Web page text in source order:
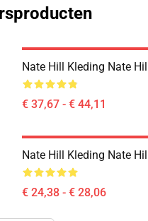
Nate Hill Kleding Nate
€ 37,67 - € 44,11
Nate Hill Kleding Nate
€ 24,38 - € 28,06